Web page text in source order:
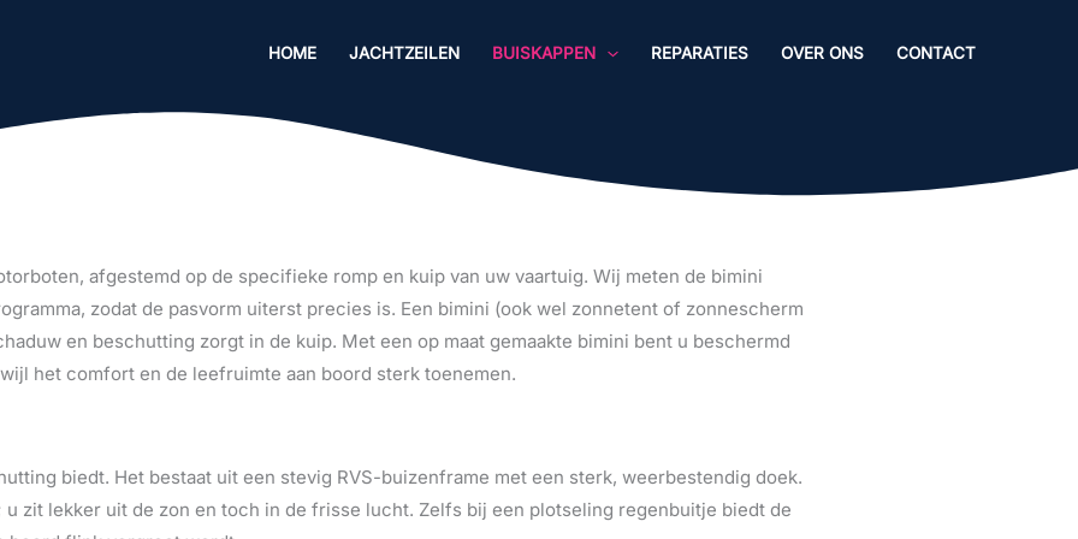
HOME JACHTZEILEN BUISKAPPEN REPARATIES OVER ONS CONTACT
afgestemd op de specifieke romp en kuip van uw vaartuig. Wij meten de bimini
zodat de pasvorm uiterst precies is. Een bimini (ook wel zonnetent of zonnescherm
en beschutting zorgt in de kuip. Met een op maat gemaakte bimini bent u beschermd
het comfort en de leefruimte aan boord sterk toenemen.
biedt. Het bestaat uit een stevig RVS-buizenframe met een sterk, weerbestendig doek.
zit lekker uit de zon en toch in de frisse lucht. Zelfs bij een plotseling regenbuitje biedt de